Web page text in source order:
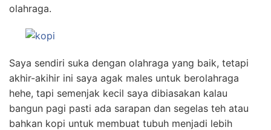
olahraga.
Saya sendiri suka dengan olahraga yang baik, tetapi
akhir-akihir ini saya agak males untuk berolahraga
hehe, tapi semenjak kecil saya dibiasakan kalau
bangun pagi pasti ada sarapan dan segelas teh atau
bahkan kopi untuk membuat tubuh menjadi lebih